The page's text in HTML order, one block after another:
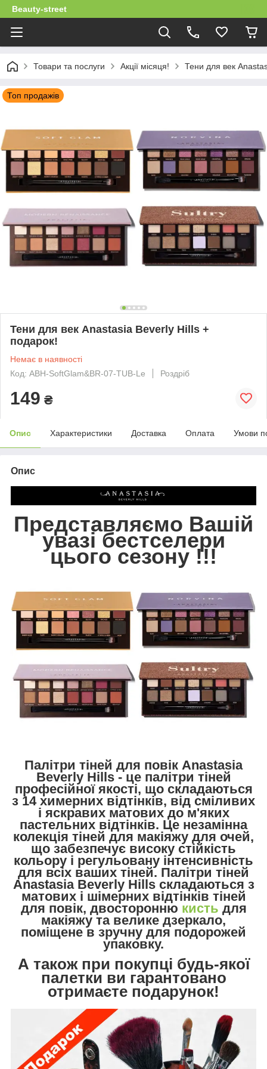
Beauty-street
Товари та послуги Акції місяця! Тени для век
Топ продажів
Тени для век Anastasia Beverly Hills +
подарок!
Немає в наявності
Код: ABH-SoftGlam&BR-07-TUB-Le
Роздріб
149 ₴
Опис Характеристики Доставка Оплата Умови
Опис
Представляємо Вашій
увазі бестселери
цього сезону !!!
Палітри тіней для повік Anastasia
Beverly Hills- це палітри тіней
професійної якості, що складаються
з 14 химерних відтінків, від сміливих
і яскравих матових до м'яких
пастельних відтінків. Це незамінна
колекція тіней для макіяжу для очей,
що забезпечує високу стійкість
кольору і регульовану інтенсивність
для всіх ваших тіней. Палітри тіней
Anastasia Beverly Hillsскладаються з
матових і шімерних відтінків тіней
для повік, двосторонню кисть для
макіяжу та велике дзеркало,
поміщене в зручну для подорожей
упаковку.
А також при покупці будь-якої
палетки ви гарантовано
отримаєте подарунок!